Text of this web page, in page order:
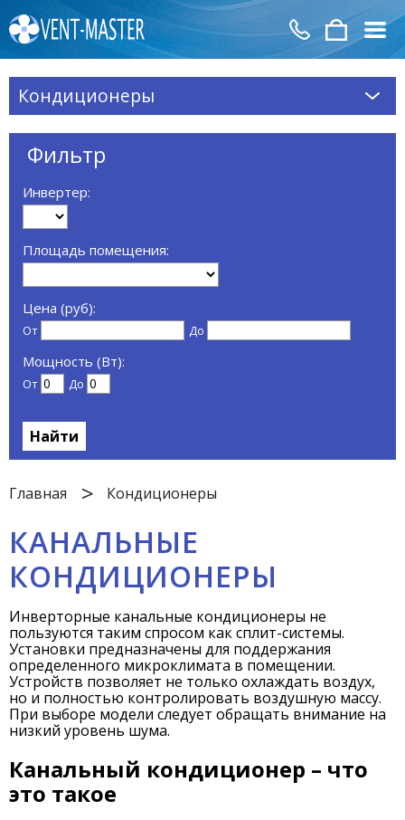
Главная Кондиционеры
КАНАЛЬНЫЕ
КОНДИЦИОНЕРЫ
Инверторные канальные кондиционеры не
пользуются таким спросом как сплит-системы.
Установки предназначены для поддержания
определенного микроклимата в помещении.
Устройств позволяет не только охлаждать воздух,
но и полностью контролировать воздушную массу.
При выборе модели следует обращать внимание на
низкий уровень шума.
Канальный кондиционер – что
это такое
Кондиционеры
Фильтр
Инвертер:
Площадь помещения:
Цена (руб):
От До
Мощность (Вт):
От До
Найти